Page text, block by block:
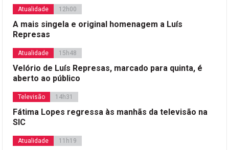
Atualidade 12h00
A mais singela e original homenagem a Luís
Represas
Atualidade 15h48
Velório de Luís Represas, marcado para quinta, é
aberto ao público
Televisão 14h31
Fátima Lopes regressa às manhãs da televisão na
SIC
Atualidade 11h19